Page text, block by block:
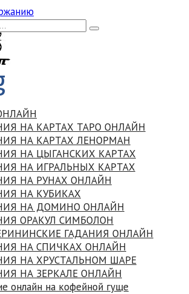
НА КАРТАХ ТАРО ОНЛАЙН
НА КАРТАХ ЛЕНОРМАН
НА ЦЫГАНСКИХ КАРТАХ
НА ИГРАЛЬНЫХ КАРТАХ
НА РУНАХ ОНЛАЙН
НА КУБИКАХ
НА ДОМИНО ОНЛАЙН
ОРАКУЛ СИМБОЛОН
ГАДАНИЯ ОНЛАЙН
НА СПИЧКАХ ОНЛАЙН
НА ХРУСТАЛЬНОМ ШАРЕ
НА ЗЕРКАЛЕ ОНЛАЙН
онлайн на кофейной гуще